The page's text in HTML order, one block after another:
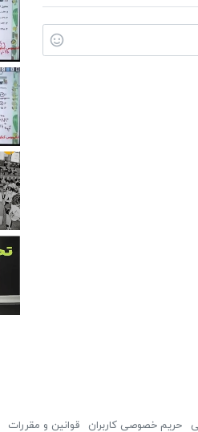
حریم خصوصی کاربران قوانین و مقررات